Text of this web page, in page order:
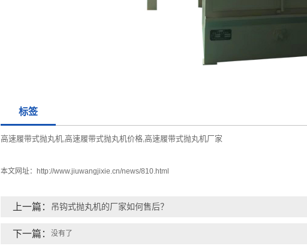
标签
高速履带式抛丸机,高速履带式抛丸机价格,高速履带式抛丸机厂家
本文网址： http://www.jiuwangjixie.cn/news/810.html
上一篇： 吊钩式抛丸机的厂家如何售后？
下一篇： 没有了